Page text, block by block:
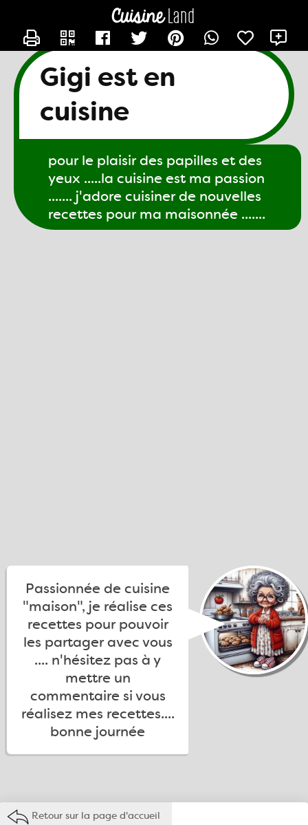
Gigi est en
cuisine
pour le plaisir des papilles et des
yeux .....la cuisine est ma passion
....... j'adore cuisiner de nouvelles
recettes pour ma maisonnée .......
Passionnée de cuisine
"maison", je réalise ces
recettes pour pouvoir
les partager avec vous
.... n'hésitez pas à y
mettre un
commentaire si vous
réalisez mes recettes....
bonne journée
Retour sur la page d'accueil
CONTACTER GIGI61